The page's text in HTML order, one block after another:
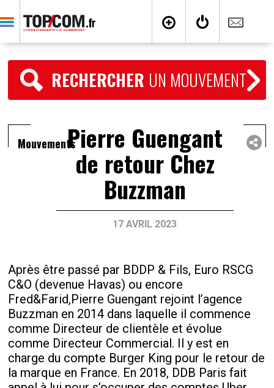
RECHERCHER UN MOUVEMENT
MouvementsPierre Guengant
de retour Chez
Buzzman
17 AVRIL 2023
Après être passé par BDDP & Fils, Euro RSCG
C&O (devenue Havas) ou encore
Fred&Farid,Pierre Guengant rejoint l’agence
Buzzman en 2014 dans laquelle il commence
comme Directeur de clientèle et évolue
comme Directeur Commercial. Il y est en
charge du compte Burger King pour le retour de
la marque en France. En 2018, DDB Paris fait